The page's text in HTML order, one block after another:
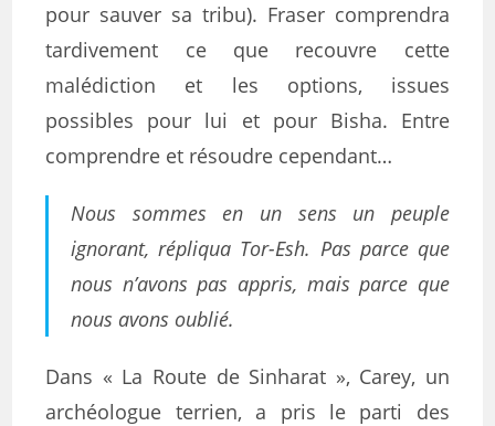
pour sauver sa tribu). Fraser comprendra
tardivement ce que recouvre cette
malédiction et les options, issues
possibles pour lui et pour Bisha. Entre
comprendre et résoudre cependant…
Nous sommes en un sens un peuple
ignorant, répliqua Tor-Esh. Pas parce que
nous n’avons pas appris, mais parce que
nous avons oublié.
Dans « La Route de Sinharat », Carey, un
archéologue terrien, a pris le parti des